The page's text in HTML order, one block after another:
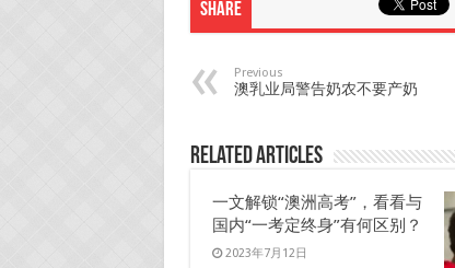
Share
Previous
澳乳业局警告奶农不要产奶
Related Articles
一文解锁“澳洲高考”，看看与
国内“一考定终身”有何区别？
2023年7月12日